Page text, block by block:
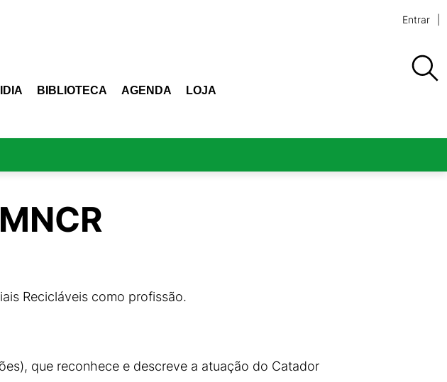
Entrar
BIBLIOTECA AGENDA LOJA
Recicláveis como profissão.
que reconhece e descreve a atuação do Catador